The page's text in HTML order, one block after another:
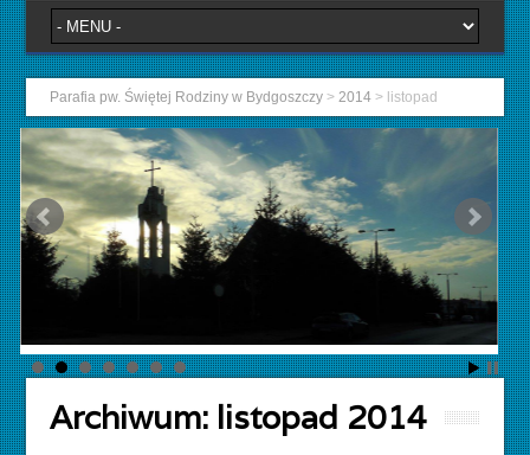
Parafia pw. Świętej Rodziny w Bydgoszczy >2014 > listopad
Archiwum: listopad 2014